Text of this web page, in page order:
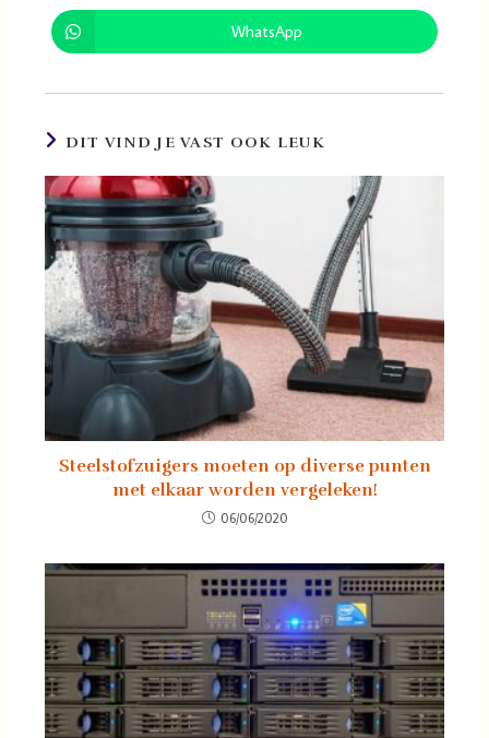
WhatsApp
DIT VIND JE VAST OOK LEUK
Steelstofzuigers moeten op diverse punten
met elkaar worden vergeleken!
06/06/2020